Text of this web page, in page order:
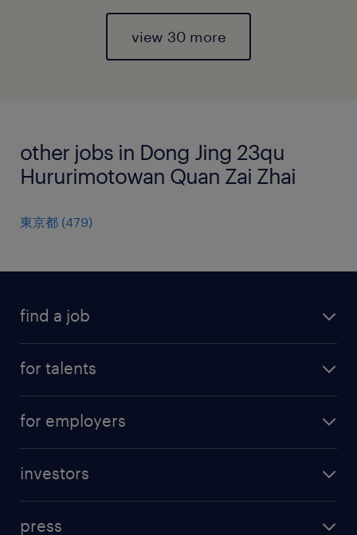
view 30 more
other jobs in Dong Jing 23qu
Hururimotowan Quan Zai Zhai
東京都 (479)
find a job
for talents
professional career
for employers
investors
press